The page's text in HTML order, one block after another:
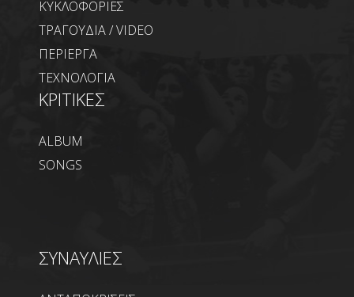
ΚΥΚΛΟΦΟΡΙΕΣ
ΤΡΑΓΟΥΔΙΑ / VIDEO
ΠΕΡΙΕΡΓΑ
ΤΕΧΝΟΛΟΓΙΑ
ΚΡΙΤΙΚΕΣ
ALBUM
SONGS
ΣΥΝΑΥΛΙΕΣ